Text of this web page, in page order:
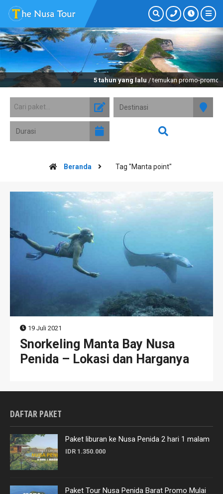
5 tahun yang lalu/ temukan promo-promo
Beranda Tag "Manta point"
19 Juli 2021
Snorkeling Manta Bay Nusa
Penida – Lokasi dan Harganya
DAFTAR PAKET
Paket liburan ke Nusa Penida 2 hari 1 malam
IDR 1.350.000
Paket Tour Nusa Penida Barat Promo Mulai